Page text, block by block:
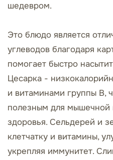
шедевром.
Это блюдо является
углеводов благодаря
помогает быстро
Цесарка -
и витаминами группы B,
полезным для
здоровья. Сельдерей и
клетчатку и витамины,
укрепляя иммунитет.